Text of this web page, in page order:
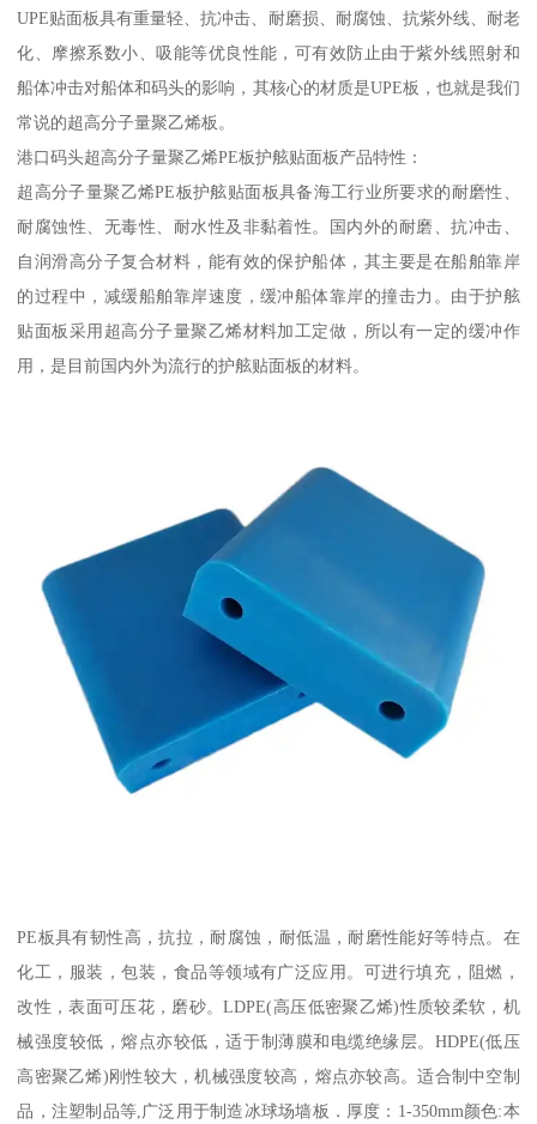
UPE贴面板具有重量轻、抗冲击、耐磨损、耐腐蚀、抗紫外线、耐老
化、摩擦系数小、吸能等优良性能，可有效防止由于紫外线照射和
船体冲击对船体和码头的影响，其核心的材质是UPE板，也就是我们
常说的超高分子量聚乙烯板。
港口码头超高分子量聚乙烯PE板护舷贴面板产品特性：
超高分子量聚乙烯PE板护舷贴面板具备海工行业所要求的耐磨性、
耐腐蚀性、无毒性、耐水性及非黏着性。国内外的耐磨、抗冲击、
自润滑高分子复合材料，能有效的保护船体，其主要是在船舶靠岸
的过程中，减缓船舶靠岸速度，缓冲船体靠岸的撞击力。由于护舷
贴面板采用超高分子量聚乙烯材料加工定做，所以有一定的缓冲作
用，是目前国内外为流行的护舷贴面板的材料。
PE板具有韧性高，抗拉，耐腐蚀，耐低温，耐磨性能好等特点。在
化工，服装，包装，食品等领域有广泛应用。可进行填充，阻燃，
改性，表面可压花，磨砂。LDPE(高压低密聚乙烯)性质较柔软，机
械强度较低，熔点亦较低，适于制薄膜和电缆绝缘层。HDPE(低压
高密聚乙烯)刚性较大，机械强度较高，熔点亦较高。适合制中空制
品，注塑制品等,广泛用于制造冰球场墙板．厚度：1-350mm颜色:本